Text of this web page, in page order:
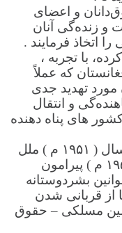
و اعضای
و زنده‌گی آنان
اتخاذ فرمایند .
با تجربه ،
که عملاً
مورد تهدید جدی
و انتقال
های پناه دهنده
در مطابقت با محتوای کنوانسیون سال ( ۱۹۵۱ م ) ملل
متحد، کنوانسیون اروپائی سال ( ۱۹۵۳ م ) پیرامون
بشردوستانه
از قربانی شدن
مسلکی – حقوق